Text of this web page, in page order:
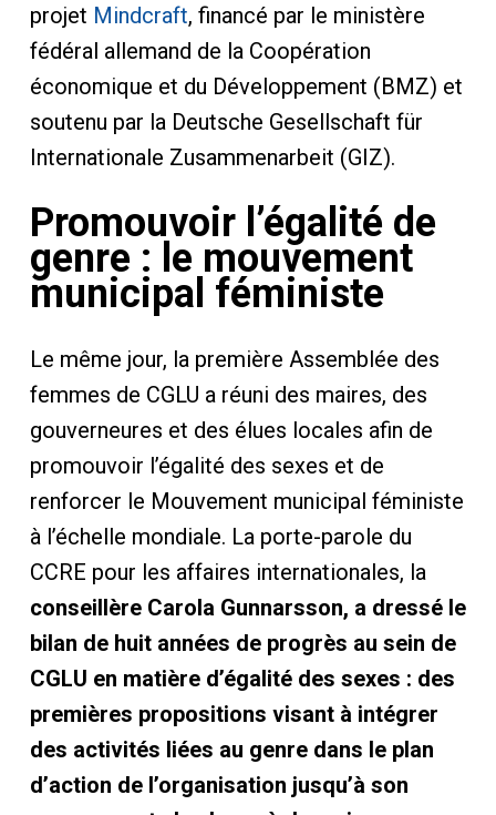
projet Mindcraft, financé par le ministère
fédéral allemand de la Coopération
économique et du Développement (BMZ) et
soutenu par la Deutsche Gesellschaft für
Internationale Zusammenarbeit (GIZ).
Promouvoir l’égalité de
genre : le mouvement
municipal féministe
Le même jour, la première Assemblée des
femmes de CGLU a réuni des maires, des
gouverneures et des élues locales afin de
promouvoir l’égalité des sexes et de
renforcer le Mouvement municipal féministe
à l’échelle mondiale. La porte-parole du
CCRE pour les affaires internationales, la
conseillère Carola Gunnarsson, a dressé le
bilan de huit années de progrès au sein de
CGLU en matière d’égalité des sexes : des
premières propositions visant à intégrer
des activités liées au genre dans le plan
d’action de l’organisation jusqu’à son